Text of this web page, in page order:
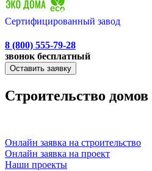
Сертифицированный завод
8 (800) 555-79-28
звонок бесплатный
Оставить заявку
Строительство домов
Онлайн заявка на строительство
Онлайн заявка на проект
Наши проекты